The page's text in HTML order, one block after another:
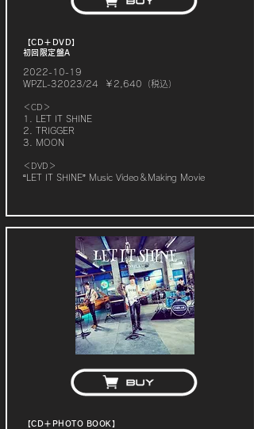
【CD＋DVD】
初回限定盤A
2022-10-19
WPZL-32023/24 ￥2,640（税込）
＜CD＞
1. LET IT SHINE
2. TRIGGER
3. MOON
＜DVD＞
“LET IT SHINE” Music Video＆Making Movie
【CD＋PHOTO BOOK】